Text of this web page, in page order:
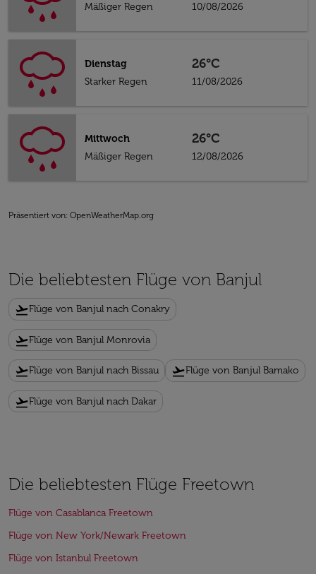
Mäßiger Regen
10/08/2026
Dienstag
Starker Regen
26°C
11/08/2026
Mittwoch
Mäßiger Regen
26°C
12/08/2026
Präsentiert von: OpenWeatherMap.org
Die beliebtesten Flüge von Banjul
flight_takeoffFlüge von Banjul nach Conakry
flight_takeoffFlüge von Banjul Monrovia
flight_takeoffFlüge von Banjul nach Bissau flight_takeoffFlüge von Banjul Bamako
flight_takeoffFlüge von Banjul nach Dakar
Die beliebtesten Flüge Freetown
Flüge von Casablanca Freetown
Flüge von New York/Newark Freetown
Flüge von Istanbul Freetown